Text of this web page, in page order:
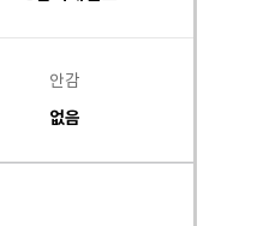
안감
없음